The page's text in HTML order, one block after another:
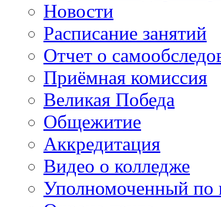
Новости
Расписание занятий
Отчет о
Приёмная комиссия
Великая Победа
Общежитие
Аккредитация
Видео о колледже
Уполномоченный по